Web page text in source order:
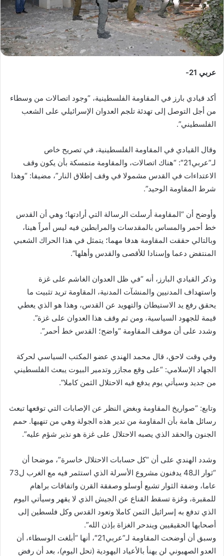
إ
ل
ك
ت
ا
عربي 21-
أكد قيادي بارز في المقاومة الفلسطينية، “وجود اتصالات من وسطاء
من أجل التوصل إلى تهدئة تلجم العدوان الإسرائيلي على الشعب
الفلسطيني”.
وقال القيادي في المقاومة الفلسطينية، في تصريح خاص
لـ”عربي21″: “هناك اتصالات، والمقاومة متمسكة بأن يكون وقف
الاعتداءات في القدس مشمولا في وقف إطلاق النار”، مضيفا: “وهذا
شرط المقاومة الوحيد”.
وأوضح أن “المقاومة أرسلت الرسالة التي أرادتها؛ وهي أن القدس
خط أحمر والمساس بالمقدسات والمرابطين فيه ليس أمراً هينا،
وبالتالي حققت المقاومة هدفا مهما؛ يتمثل في هذا الحراك الشعبي
المنتفض دعما وإسنادا للأقصى والقدس وأهلها”.
وذكر القيادي البارز، أنه “في ظل العدوان الغاشم على غزة
واستهداف المدنيين والمنشآت المدنية، المقاومة تريد تثبيت ما
يحقق رفع يد الاستيطان والتهويد عن القدس، وهذا هو الذي يعطي
قيمة للجهود السياسية، ومن ثم وقف هذا العدوان على غزة”.
وشدد على أن موقف المقاومة “واضح؛ القدس خط أحمر”.
وفي وقت لاحق، قال محمد الهندي عضو المكتب السياسي لحركة
الجهاد الإسلامي: “على وقع مجازر وتدمير البيوت يبعث الفلسطيني
من جديد وسيأتي يوم يدفع فيه الاحتلال الثمن كاملا”.
وتابع: “صواريخ المقاومة وبغض النظر عن الإصابات التي توقعها تبعث
رسائل هامة بأن المقاومة من تدير هذه الجولة وهي من تنهيها. حمم
الجنون والحقد الذي يصبه الاحتلال على غزة هو نذير شؤم عليه”.
وشدد الهندي على أن “كل حسابات الاحتلال خاسرة”، موضحا أن
“ثوار الـ48 يدفنون مشروع الأسرلة الذي استثمر فيه مع الغرب ل73
عاما، وضفة الثوار تشيع أوسلو وصفقة القرن واتفاقات براهام
للمقبرة، وغزة تسقط القناع عن الجيش الذي لا يقهر وسيأتي اليوم
الذي تدفع به إسرائيل الثمن كاملا وتعود القدس وكل فلسطين إلى
أصحابها الحقيقيين ويندحر الغزاة بإذن الله”.
وسبق أن أوضحت المقاومة لـ”عربي21″، أنها “أبلغت الوسطاء، أن
العدو الصهيوني لن يهنأ بالأعياد اليهودية (تحل اليوم)، بعد أن رفض